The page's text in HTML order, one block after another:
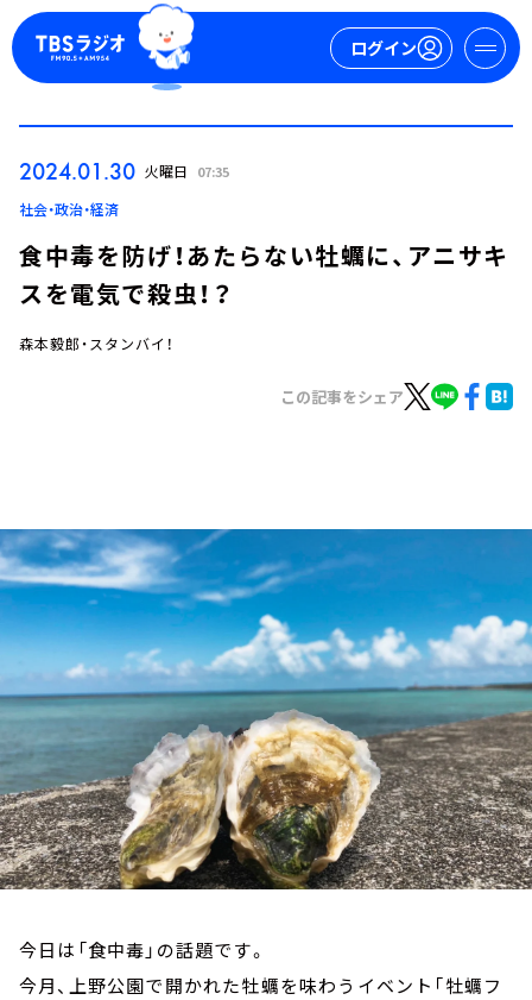
ログイン
お知らせ
イベント・グッズ
YouTube
会社情報
2024.01.30 火曜日 07:35
社会・政治・経済
食中毒を防げ！あたらない牡蠣に、アニサキ
スを電気で殺虫！？
森本毅郎・スタンバイ！
この記事をシェア
今日は「食中毒」の話題です。
今月、上野公園で開かれた牡蠣を味わうイベント「牡蠣フ